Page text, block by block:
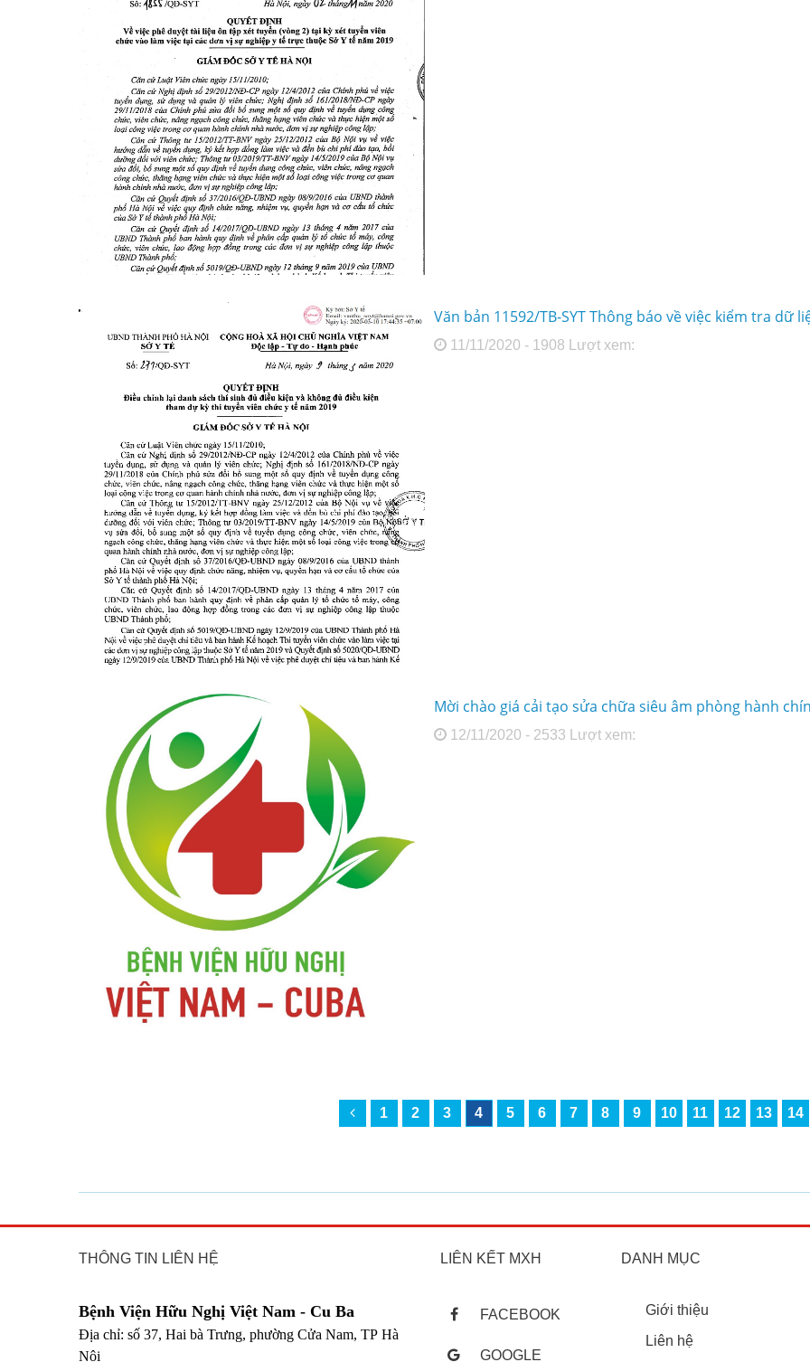
Văn bản 11592/TB-SYT Thông báo về việc kiểm tra dữ
11/11/2020 - 1908 Lượt xem:
Mời chào giá cải tạo sửa chữa siêu âm phòng hành
12/11/2020 - 2533 Lượt xem:
1 2 3 4 5 6 7 8 9 10 11 12 13 14
THÔNG TIN LIÊN HỆ
Bệnh Viện Hữu Nghị Việt Nam - Cu Ba
Địa chỉ: số 37, Hai bà Trưng, phường Cửa Nam, TP Hà
Nội
LIÊN KẾT MXH
FACEBOOK
GOOGLE
DANH MỤC
Giới thiệu
Liên hệ